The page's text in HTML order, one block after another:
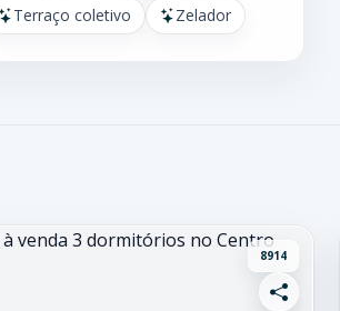
Terraço coletivo Zelador
8914